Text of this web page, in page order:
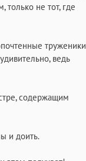
не тот, где
труженики
ведь
содержащим
и доить.